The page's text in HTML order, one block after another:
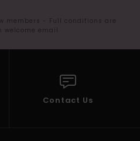
members - Full conditions are
welcome email
Contact Us